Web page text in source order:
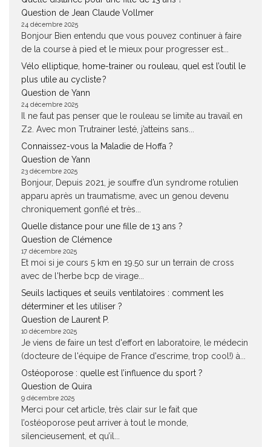
Question de Jean Claude Vollmer
24 décembre 2025
Bonjour Bien entendu que vous pouvez continuer à faire
de la course à pied et le mieux pour progresser est...
Vélo elliptique, home-trainer ou rouleau, quel est l’outil le
plus utile au cycliste ?
Question de Yann
24 décembre 2025
Il ne faut pas penser que le rouleau se limite au travail en
Z2. Avec mon Trutrainer lesté, j’atteins sans...
Connaissez-vous la Maladie de Hoffa ?
Question de Yann
23 décembre 2025
Bonjour, Depuis 2021, je souffre d’un syndrome rotulien
apparu après un traumatisme, avec un genou devenu
chroniquement gonflé et très...
Quelle distance pour une fille de 13 ans ?
Question de Clémence
17 décembre 2025
Et moi si je cours 5 km en 19.50 sur un terrain de cross
avec de l'herbe bcp de virage...
Seuils lactiques et seuils ventilatoires : comment les
déterminer et les utiliser ?
Question de Laurent P.
10 décembre 2025
Je viens de faire un test d'effort en laboratoire, le médecin
(docteure de l'équipe de France d'escrime, trop cool!) à...
Ostéoporose : quelle est l’influence du sport ?
Question de Quira
9 décembre 2025
Merci pour cet article, très clair sur le fait que
l’ostéoporose peut arriver à tout le monde,
silencieusement, et qu’il...